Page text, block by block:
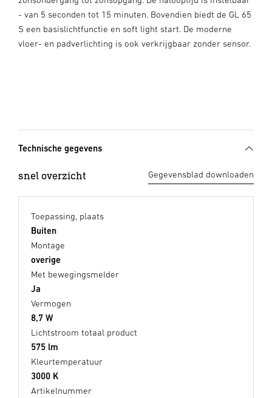
- van 5 seconden tot 15 minuten. Bovendien biedt de GL 65
S een basislichtfunctie en soft light start. De moderne
vloer- en padverlichting is ook verkrijgbaar zonder sensor.
Technische gegevens
snel overzicht Gegevensblad downloaden
Toepassing, plaats
Buiten
Montage
overige
Met bewegingsmelder
Ja
Vermogen
8,7 W
Lichtstroom totaal product
575 lm
Kleurtemperatuur
3000 K
Artikelnummer